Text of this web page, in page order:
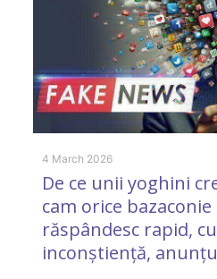
4 March 2026
De ce unii yoghini
cam orice
răspândesc rapid,
inconștiență,